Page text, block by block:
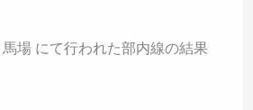
場 にて行われた部内線の結果